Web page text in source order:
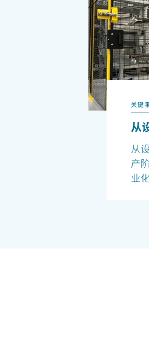
关键
从
从
产
业